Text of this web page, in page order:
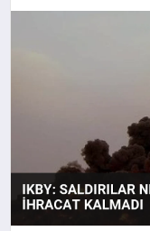
TEKNOLOJI